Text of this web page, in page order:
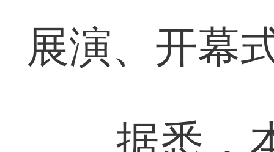
展演、开幕
据悉，本